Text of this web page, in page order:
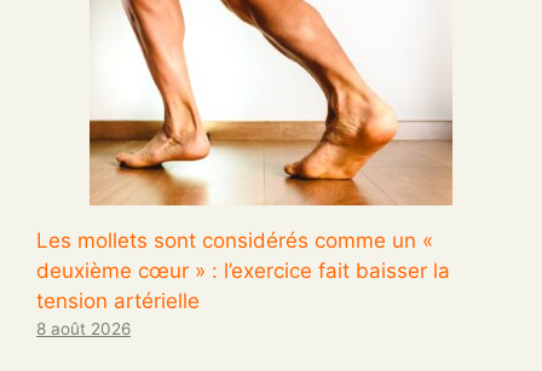
Les mollets sont considérés comme un «
deuxième cœur » : l’exercice fait baisser la
tension artérielle
8 août 2026